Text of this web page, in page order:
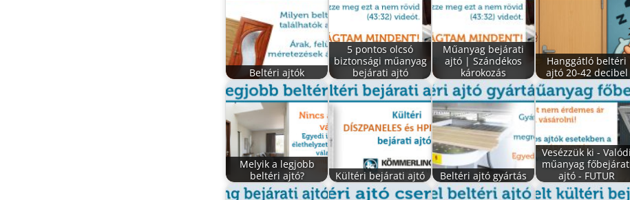
Beltéri ajtók
5 pontos olcsó
biztonsági műanyag
bejárati ajtó
Műanyag bejárati
ajtó | Szándékos
károkozás
Hanggátló beltéri
ajtó 20-42 decibel
Melyik a legjobb
beltéri ajtó?
Kültéri bejárati ajtó Beltéri ajtó gyártás
Vesézzük ki - Valódi
műanyag
ajtó - FUTUR